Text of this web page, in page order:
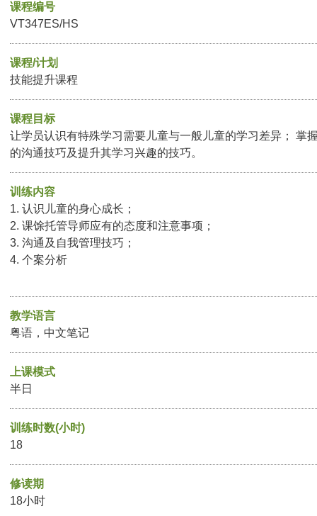
课程编号
VT347ES/HS
课程/计划
技能提升课程
课程目标
让学员认识有特殊学习需要儿童与一般儿童的学习差异； 掌
的沟通技巧及提升其学习兴趣的技巧。
训练内容
1. 认识儿童的身心成长；
2. 课馀托管导师应有的态度和注意事项；
3. 沟通及自我管理技巧；
4. 个案分析
教学语言
粤语，中文笔记
上课模式
半日
训练时数(小时)
18
修读期
18小时